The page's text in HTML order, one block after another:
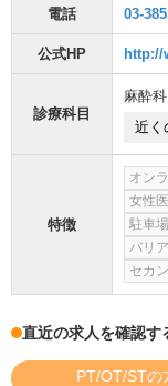
電話 03-
公式HP
診療科目
麻酔科
近く
特徴
オン
女性
駐車場
バリ
セカ
直近の求人を確認す
PT/OT/STの